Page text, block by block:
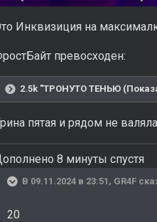
Инквизиция на
превосходен:
2.5k "ТРОНУТО ТЕНЬЮ
пятая и рядом не
8 минуты спустя
В 09.11.2024 в 23:51, GR4F
20